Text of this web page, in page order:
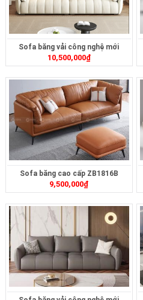
Sofa băng vải công nghệ mới
ZB463
10,500,000₫
Sofa băng cao cấp ZB1816B
9,500,000₫